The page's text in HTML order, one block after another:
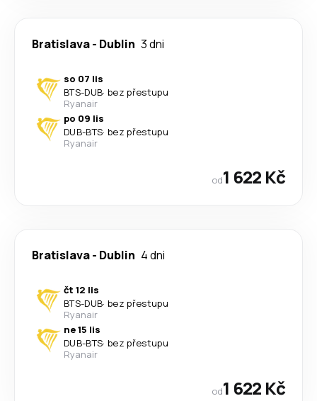
Bratislava- Dublin 3 dni
so 07 lis
BTS-DUB· bez přestupu
Ryanair
po 09 lis
DUB-BTS· bez přestupu
Ryanair
od1 622 Kč
Bratislava- Dublin 4 dni
čt 12 lis
BTS-DUB· bez přestupu
Ryanair
ne 15 lis
DUB-BTS· bez přestupu
Ryanair
od1 622 Kč